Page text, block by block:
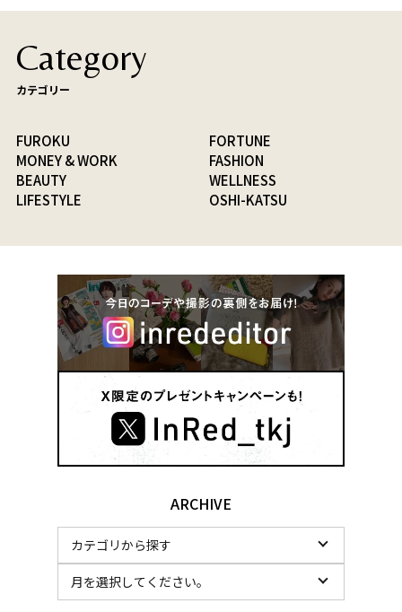
Category
カテゴリー
FUROKU
FORTUNE
MONEY & WORK
FASHION
BEAUTY
WELLNESS
LIFESTYLE
OSHI-KATSU
ARCHIVE